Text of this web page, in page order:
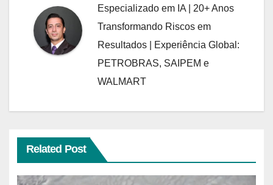
Especializado em IA | 20+ Anos
Transformando Riscos em
Resultados | Experiência Global:
PETROBRAS, SAIPEM e
WALMART
Related Post